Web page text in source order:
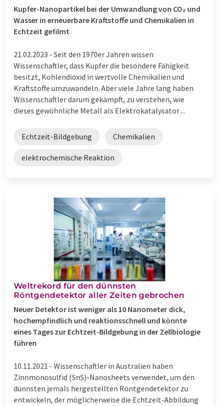
Kupfer-Nanopartikel bei der Umwandlung von CO₂ und
Wasser in erneuerbare Kraftstoffe und Chemikalien in
Echtzeit gefilmt
21.02.2023 - Seit den 1970er Jahren wissen
Wissenschaftler, dass Kupfer die besondere Fähigkeit
besitzt, Kohlendioxid in wertvolle Chemikalien und
Kraftstoffe umzuwandeln. Aber viele Jahre lang haben
Wissenschaftler darum gekämpft, zu verstehen, wie
dieses gewöhnliche Metall als Elektrokatalysator ...
Echtzeit-Bildgebung Chemikalien
elektrochemische Reaktion
Weltrekord für den dünnsten
Röntgendetektor aller Zeiten gebrochen
Neuer Detektor ist weniger als 10 Nanometer dick,
hochempfindlich und reaktionsschnell und könnte
eines Tages zur Echtzeit-Bildgebung in der Zellbiologie
führen
10.11.2021 - Wissenschaftler in Australien haben
Zinnmonosulfid (SnS)-Nanosheets verwendet, um den
dünnsten jemals hergestellten Röntgendetektor zu
entwickeln, der möglicherweise die Echtzeit-Abbildung